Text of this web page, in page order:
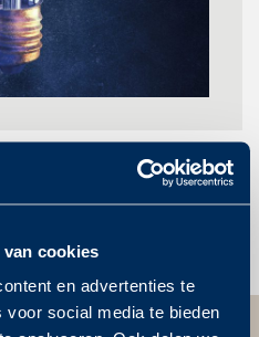
cookies
en advertenties te
social media te bieden
THUIS
OP HET